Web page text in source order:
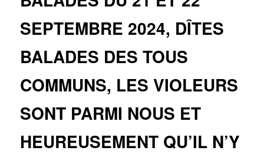
SEPTEMBRE 2024, DÎTES
BALADES DES TOUS
COMMUNS, LES VIOLEURS
SONT PARMI NOUS ET
HEUREUSEMENT QU’IL N’Y